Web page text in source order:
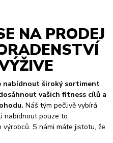
NA PRODEJ
nabídnout široký sortiment
vašich fitness cílů a
Náš tým pečlivě vybírá
nabídnout pouze to
S námi máte jistotu, že